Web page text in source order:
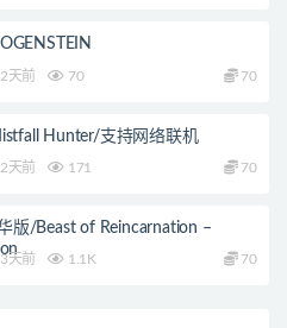
2天前 70 70
Hunter/支持网络联机
2天前 171 70
版/Beast of Reincarnation –
3天前 1.1K 70